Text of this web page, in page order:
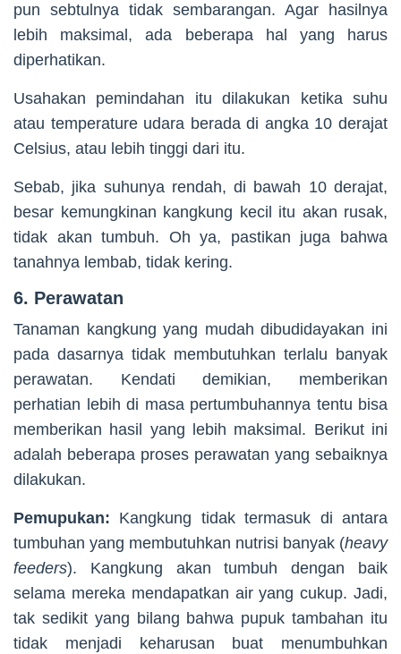
pun sebtulnya tidak sembarangan. Agar hasilnya
lebih maksimal, ada beberapa hal yang harus
diperhatikan.
Usahakan pemindahan itu dilakukan ketika suhu
atau temperature udara berada di angka 10 derajat
Celsius, atau lebih tinggi dari itu.
Sebab, jika suhunya rendah, di bawah 10 derajat,
besar kemungkinan kangkung kecil itu akan rusak,
tidak akan tumbuh. Oh ya, pastikan juga bahwa
tanahnya lembab, tidak kering.
6. Perawatan
Tanaman kangkung yang mudah dibudidayakan ini
pada dasarnya tidak membutuhkan terlalu banyak
perawatan. Kendati demikian, memberikan
perhatian lebih di masa pertumbuhannya tentu bisa
memberikan hasil yang lebih maksimal. Berikut ini
adalah beberapa proses perawatan yang sebaiknya
dilakukan.
Pemupukan: Kangkung tidak termasuk di antara
tumbuhan yang membutuhkan nutrisi banyak (heavy
feeders). Kangkung akan tumbuh dengan baik
selama mereka mendapatkan air yang cukup. Jadi,
tak sedikit yang bilang bahwa pupuk tambahan itu
tidak menjadi keharusan buat menumbuhkan